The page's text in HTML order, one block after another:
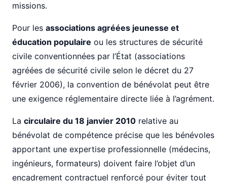
missions.
Pour les associations agréées jeunesse et
éducation populaire ou les structures de sécurité
civile conventionnées par l’État (associations
agréées de sécurité civile selon le décret du 27
février 2006), la convention de bénévolat peut être
une exigence réglementaire directe liée à l’agrément.
La circulaire du 18 janvier 2010 relative au
bénévolat de compétence précise que les bénévoles
apportant une expertise professionnelle (médecins,
ingénieurs, formateurs) doivent faire l’objet d’un
encadrement contractuel renforcé pour éviter tout